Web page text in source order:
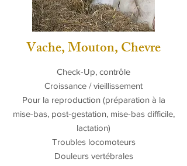
Vache, Mouton, Chevre
Check-Up, contrôle
Croissance /vieillissement
Pour la reproduction (préparation à la
mise-bas, post-gestation, mise-bas difficile,
lactation)
Troubles locomoteurs
Douleurs vertébrales